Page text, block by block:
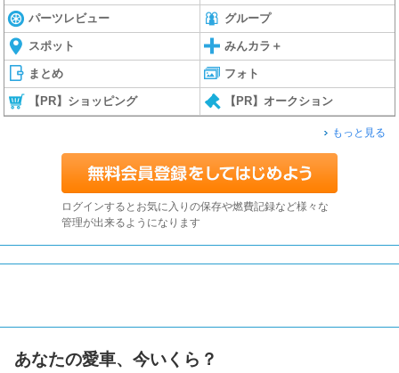
パーツレビュー グループ
スポット みんカラ＋
まとめ フォト
【PR】ショッピング 【PR】オークション
もっと見る
ログインするとお気に入りの保存や燃費記録など様々な
管理が出来るようになります
あなたの愛車、今いくら？